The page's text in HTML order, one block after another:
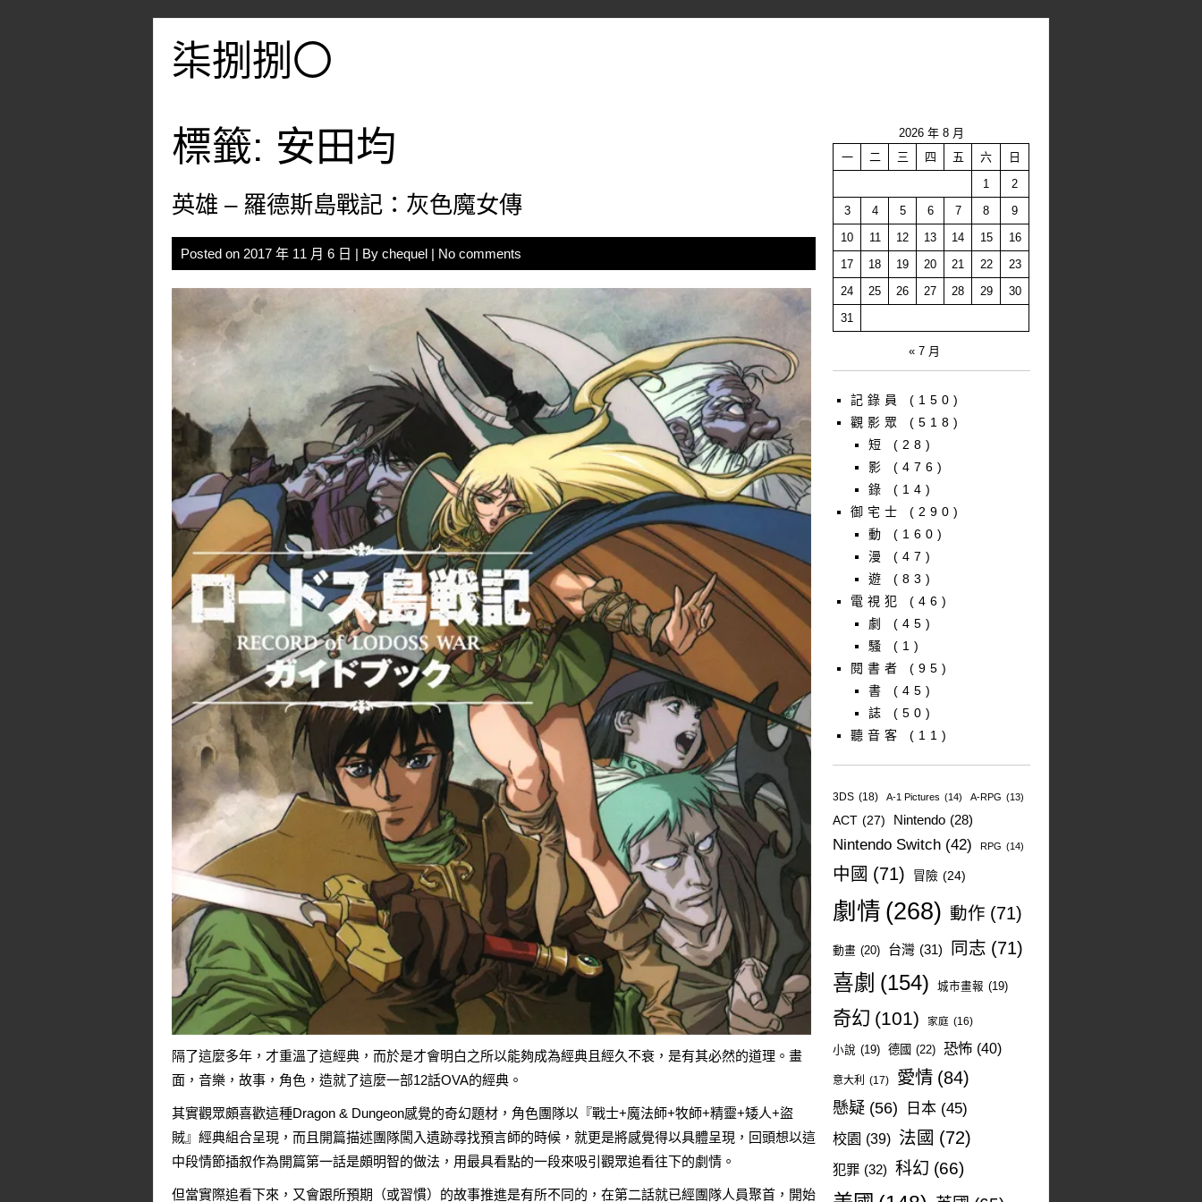
柒捌捌〇
標籤: 安田均
英雄 – 羅德斯島戰記：灰色魔女傳
Posted on 2017 年 11 月 6 日 | By chequel | No comments
隔了這麼多年，才重溫了這經典，而於是才會明白之所以能夠成為經典且經久不衰，是有其必然的道理。畫
面，音樂，故事，角色，造就了這麼一部12話OVA的經典。
其實觀眾頗喜歡這種Dragon & Dungeon感覺的奇幻題材，角色團隊以『戰士+魔法師+牧師+精靈+矮人+盜
賊』經典組合呈現，而且開篇描述團隊闖入遺跡尋找預言師的時候，就更是將感覺得以具體呈現，回頭想以這
中段情節插叙作為開篇第一話是頗明智的做法，用最具看點的一段來吸引觀眾追看往下的劇情。
但當實際追看下來，又會跟所預期（或習慣）的故事推進是有所不同的，在第二話就已經團隊人員聚首，開始
2026 年 8 月
一
二 三 四 五 六
日
1
2
3
4 5 6 7 8
9
10
11 12 13 14 15
16
17
18 19 20 21 22
23
24
25 26 27 28 29
30
31
« 7 月
記錄員
(150)
觀影眾
(518)
短
(28)
影
(476)
錄
(14)
御宅士
(290)
動
(160)
漫
(47)
遊
(83)
電視犯
(46)
劇
(45)
騷
(1)
閱書者
(95)
書
(45)
誌
(50)
聽音客
(11)
3DS (18) A-1 Pictures (14) A-RPG (13)
ACT (27) Nintendo (28)
Nintendo Switch (42) RPG (14)
中國 (71) 冒險 (24)
劇情 (268) 動作 (71)
動畫 (20) 台灣 (31) 同志 (71)
喜劇 (154) 城市畫報 (19)
奇幻 (101) 家庭 (16)
小說 (19) 德國 (22) 恐怖 (40)
意大利 (17) 愛情 (84)
懸疑 (56) 日本 (45)
校園 (39) 法國 (72)
犯罪 (32) 科幻 (66)